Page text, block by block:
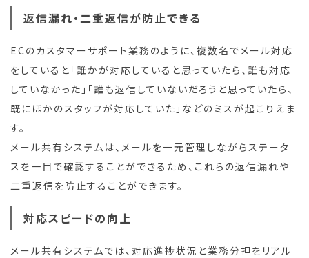
返信漏れ・二重返信が防止できる
ECのカスタマーサポート業務のように、複数名でメール対応
をしていると「誰かが対応していると思っていたら、誰も対応
していなかった」「誰も返信していないだろうと思っていたら、
既にほかのスタッフが対応していた」などのミスが起こりえま
す。
メール共有システムは、メールを一元管理しながらステータ
スを一目で確認することができるため、これらの返信漏れや
二重返信を防止することができます。
対応スピードの向上
メール共有システムでは、対応進捗状況と業務分担をリアル